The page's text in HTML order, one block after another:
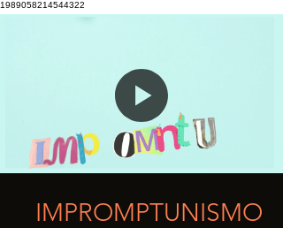
1989058214544322
IMPROMPTUNISMO